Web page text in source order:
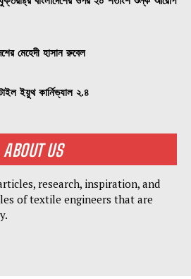
মেহেদী হাসান রুবেল
ইয়ুথ কার্নিভ্যাল ২.৪
ABOUT US
research, inspiration, and
of textile engineers that are